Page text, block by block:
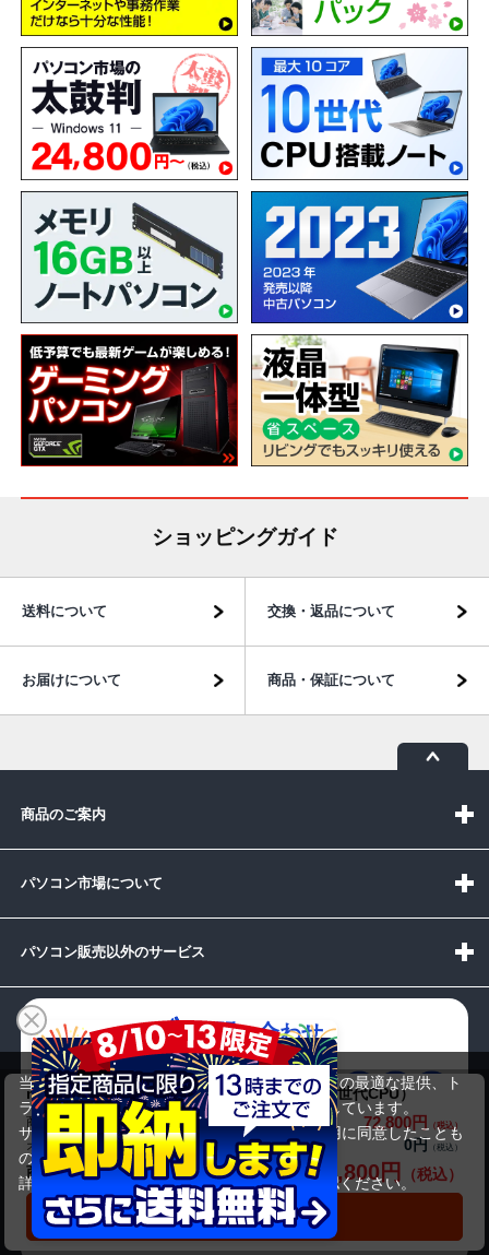
mouse computer K5-i7CMLLCB-WA（第10世代CPU）
商品価格(税込) 72,800円
オプション小計価格(税込)
0円
商品合計価格(税込)
72,800円
カートに入れる
ショッピングガイド
送料について 交換・返品について
お届けについて 商品・保証について
商品のご案内
パソコン市場について
パソコン販売以外のサービス
お問い合わせ
受付時間：10:00~19:00(休業:日曜日)
メールでの
お問い合わせはこちら
当サイトでは利用体験の向上およびコンテンツの最適な提供、ト
ラフィックの分析を目的としてCookieを使用しています。
サイトの閲覧を継続された場合、Cookieの利用に同意したことも
のといたします。
詳細については
プライバシーポリシーをご確認ください。
承諾する